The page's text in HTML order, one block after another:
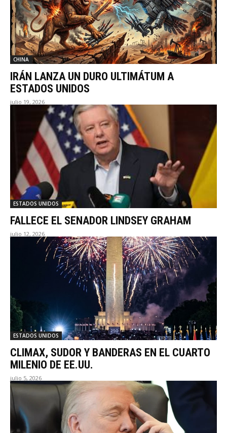
CHINA
IRÁN LANZA UN DURO ULTIMÁTUM A
ESTADOS UNIDOS
julio 19, 2026
ESTADOS UNIDOS
FALLECE EL SENADOR LINDSEY GRAHAM
julio 12, 2026
ESTADOS UNIDOS
CLIMAX, SUDOR Y BANDERAS EN EL CUARTO
MILENIO DE EE.UU.
julio 5, 2026